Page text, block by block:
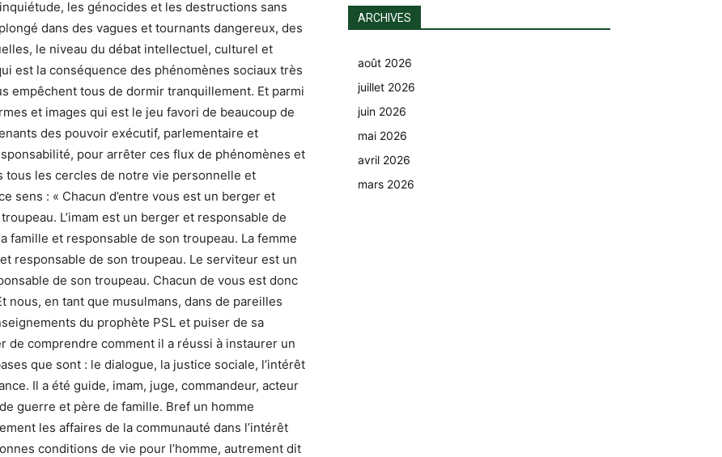
les génocides et les destructions sans
dans des vagues et tournants dangereux, des
le niveau du débat intellectuel, culturel et
est la conséquence des phénomènes sociaux très
empêchent tous de dormir tranquillement. Et parmi
et images qui est le jeu favori de beaucoup de
des pouvoir exécutif, parlementaire et
pour arrêter ces flux de phénomènes et
les cercles de notre vie personnelle et
sens : « Chacun d’entre vous est un berger et
L’imam est un berger et responsable de
famille et responsable de son troupeau. La femme
responsable de son troupeau. Le serviteur est un
de son troupeau. Chacun de vous est donc
en tant que musulmans, dans de pareilles
du prophète PSL et puiser de sa
de comprendre comment il a réussi à instaurer un
que sont : le dialogue, la justice sociale, l’intérêt
Il a été guide, imam, juge, commandeur, acteur
guerre et père de famille. Bref un homme
les affaires de la communauté dans l’intérêt
conditions de vie pour l’homme, autrement dit
ARCHIVES
août 2026
juillet 2026
juin 2026
mai 2026
avril 2026
mars 2026